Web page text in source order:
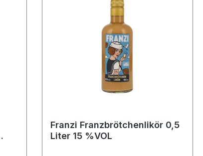
Franzi Franzbrötchenlikör 0,5
Liter 15 %VOL